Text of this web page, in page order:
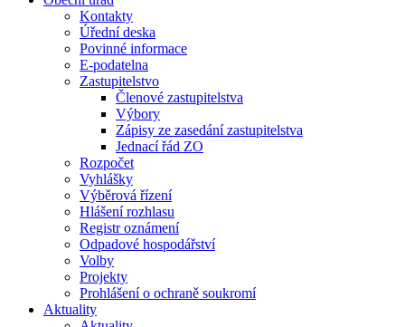
Kontakty
Úřední deska
Povinné informace
E-podatelna
Zastupitelstvo
Členové zastupitelstva
Výbory
Zápisy ze zasedání zastupitelstva
Jednací řád ZO
Rozpočet
Vyhlášky
Výběrová řízení
Hlášení rozhlasu
Registr oznámení
Odpadové hospodářství
Volby
Projekty
Prohlášení o ochraně soukromí
Aktuality